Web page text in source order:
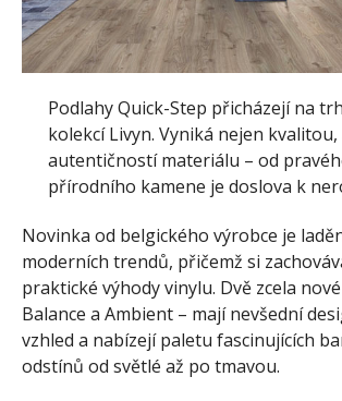
Podlahy Quick-Step přicházejí na
kolekcí Livyn. Vyniká nejen kvalitou,
autentičností materiálu – od
přírodního kamene je doslova k
Novinka od belgického výrobce je
moderních trendů, přičemž si
praktické výhody vinylu. Dvě zcela
Balance a Ambient – mají nevšední
vzhled a nabízejí paletu fascinujících
odstínů od světlé až po tmavou.